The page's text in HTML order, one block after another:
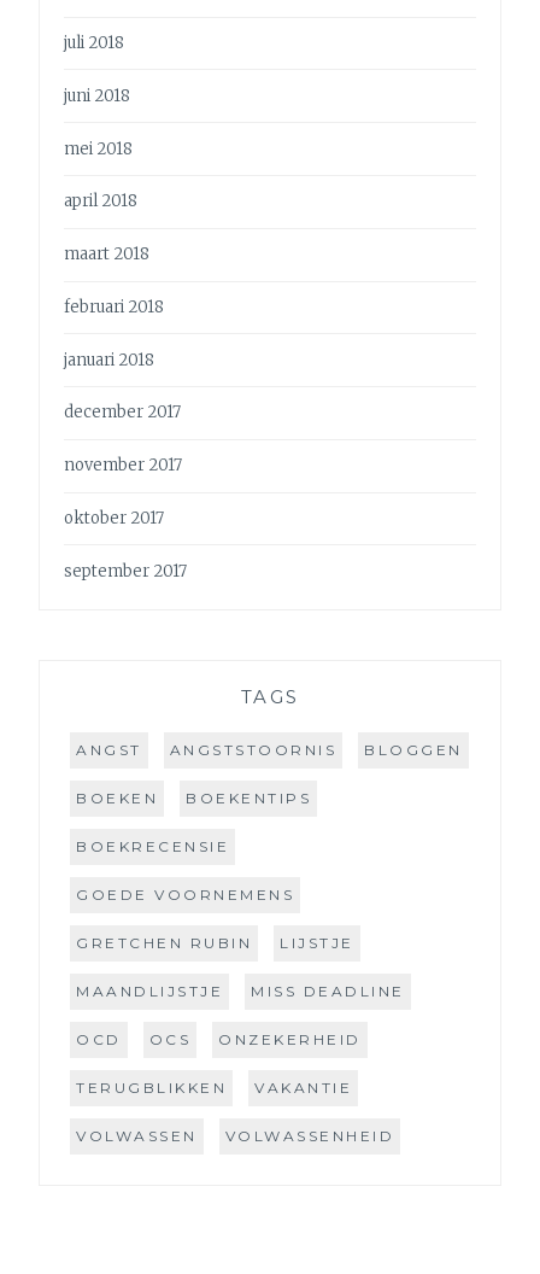
juli 2018
juni 2018
mei 2018
april 2018
maart 2018
februari 2018
januari 2018
december 2017
november 2017
oktober 2017
september 2017
TAGS
ANGST ANGSTSTOORNIS BLOGGEN
BOEKEN BOEKENTIPS
BOEKRECENSIE
GOEDE VOORNEMENS
GRETCHEN RUBIN LIJSTJE
MAANDLIJSTJE MISS DEADLINE
OCD OCS ONZEKERHEID
TERUGBLIKKEN VAKANTIE
VOLWASSEN VOLWASSENHEID